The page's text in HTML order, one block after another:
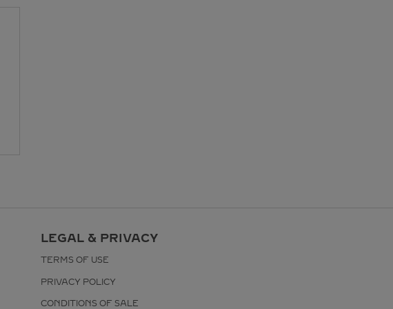
LEGAL & PRIVACY
TERMS OF USE
PRIVACY POLICY
CONDITIONS OF SALE